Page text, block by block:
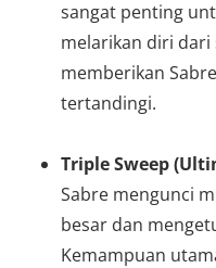
sangat penting
melarikan diri dari
memberikan
tertandingi.
Triple Sweep
Sabre mengunci
besar dan
Kemampuan